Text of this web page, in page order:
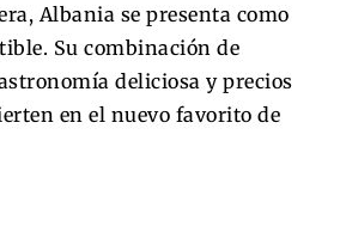
Albania se presenta como
Su combinación de
deliciosa y precios
en el nuevo favorito de